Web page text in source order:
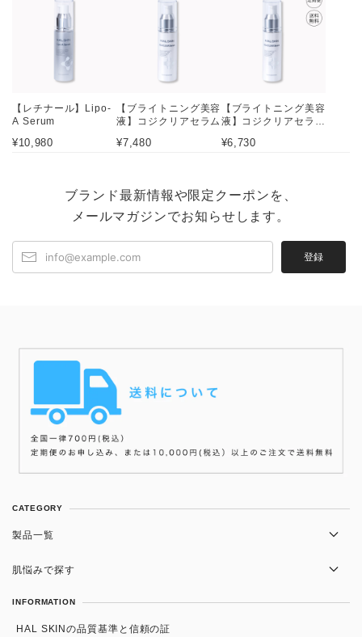
【レチナール】Lipo-
A Serum
¥10,980
【ブライトニング美容
液】コジクリアセラム
¥7,480
【ブライトニング美容
液】コジクリアセラム
¥6,730
ブランド最新情報や限定クーポンを、
メールマガジンでお知らせします。
登録
CATEGORY
製品一覧
洗顔
美容液
肌悩みで探す
かさつき・肌荒れ
ニキビ・毛穴の黒ずみ
INFORMATION
HAL SKINの品質基準と信頼の証